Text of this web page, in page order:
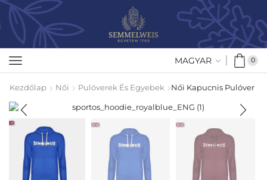
MAGYAR 0
Kezdőlap Női Pulóverek És Egyebek Női Kapucnis Pulóver